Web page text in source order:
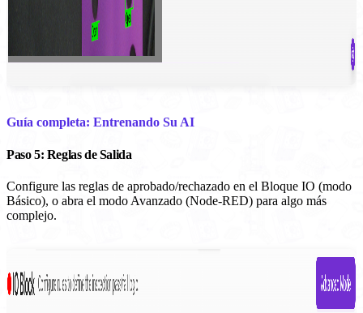
Guía completa: Entrenando Su AI
Paso 5: Reglas de Salida
Configure las reglas de aprobado/rechazado en el Bloque IO (modo
Básico), o abra el modo Avanzado (Node-RED) para algo más
complejo.